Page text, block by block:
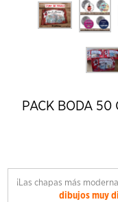
PACK BODA 50
¡Las chapas más
dibujos muy